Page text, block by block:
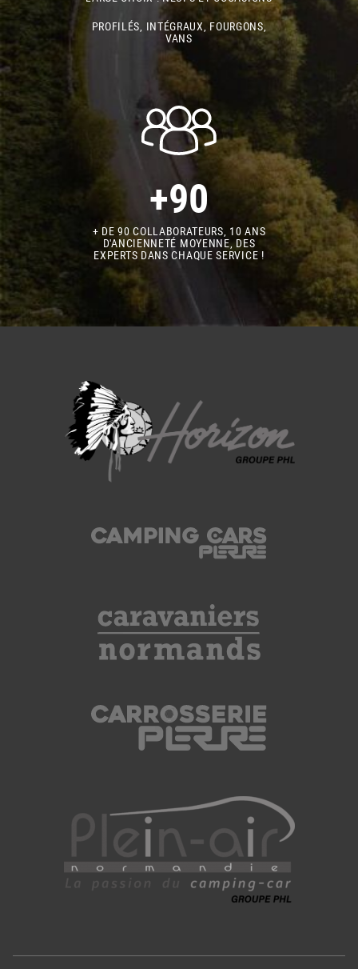
PROFILÉS, INTÉGRAUX, FOURGONS,
VANS
+90
+ DE 90 COLLABORATEURS, 10 ANS
D'ANCIENNETÉ MOYENNE, DES
EXPERTS DANS CHAQUE SERVICE !